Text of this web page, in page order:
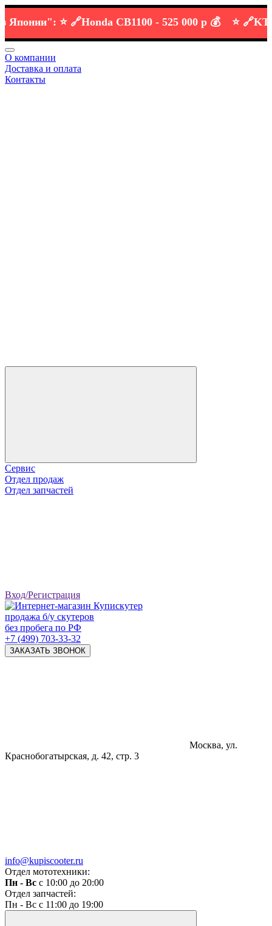
⭐️ 🔗 Honda CB1100 -525 000 р 💰 ⭐️ 🔗 KTM
О компании
Доставка и оплата
Контакты
Сервис
Отдел продаж
Отдел запчастей
Вход/Регистрация
продажа б/у скутеров
без пробега по РФ
+7 (499) 703-33-32
ЗАКАЗАТЬ ЗВОНОК
Москва, ул.
Краснобогатырская, д. 42, стр. 3
info@kupiscooter.ru
Отдел мототехники:
Пн - Вс с 10:00 до 20:00
Отдел запчастей:
Пн - Вс с 11:00 до 19:00